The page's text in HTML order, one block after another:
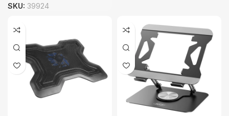
SKU: 39924